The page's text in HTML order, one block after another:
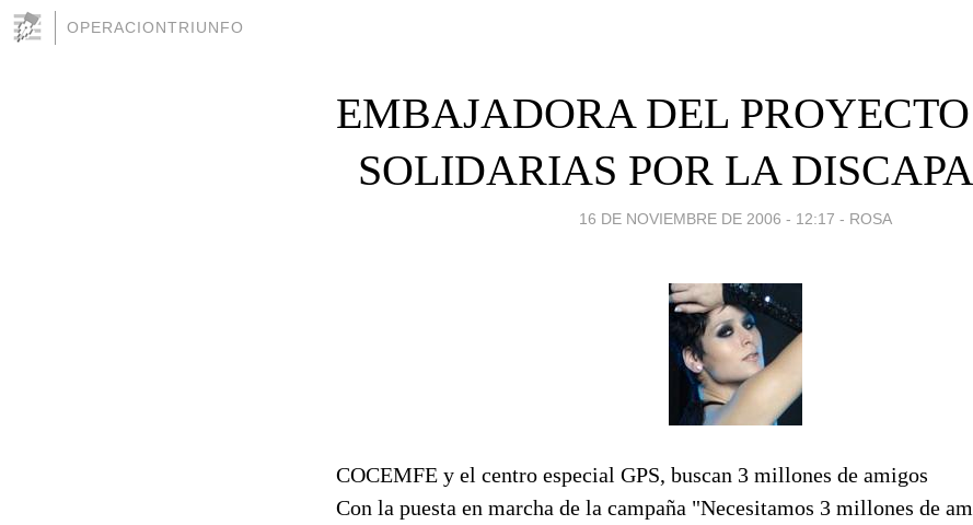
OPERACIONTRIUNFO
EMBAJADORA DEL
SOLIDARIAS POR LA
16 DE NOVIEMBRE DE 2006 - 12:17 - ROSA
COCEMFE y el centro especial GPS, buscan 3 millones de amigos
Con la puesta en marcha de la campaña "Necesitamos 3 millones de